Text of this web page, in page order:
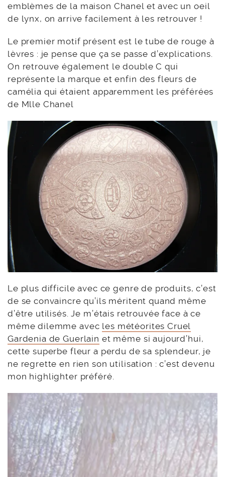
emblèmes de la maison Chanel et avec un oeil
de lynx, on arrive facilement à les retrouver !
Le premier motif présent est le tube de rouge à
lèvres : je pense que ça se passe d’explications.
On retrouve également le double C qui
représente la marque et enfin des fleurs de
camélia qui étaient apparemment les préférées
de Mlle Chanel
Le plus difficile avec ce genre de produits, c’est
de se convaincre qu’ils méritent quand même
d’être utilisés. Je m’étais retrouvée face à ce
même dilemme avec les météorites Cruel
Gardenia de Guerlain et même si aujourd’hui,
cette superbe fleur a perdu de sa splendeur, je
ne regrette en rien son utilisation : c’est devenu
mon highlighter préféré.